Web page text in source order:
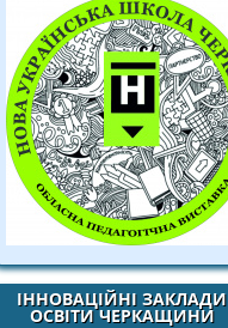
ІННОВАЦІЙНІ ЗАКЛАДИ
ОСВІТИ ЧЕРКАЩИНИ